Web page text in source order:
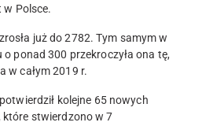
Polsce.
już do2782. Tym samym w
ponad 300 przekroczyła ona tę,
w całym 2019 r.
kolejne 65nowych
które stwierdzono w7